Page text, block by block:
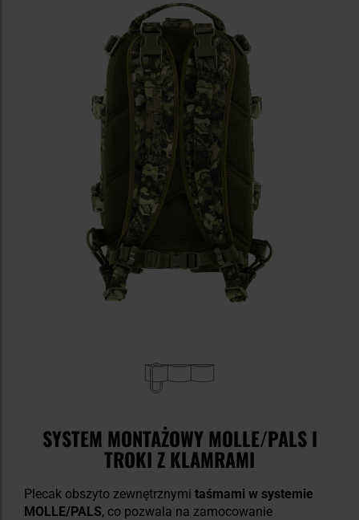
SYSTEM MONTAŻOWY MOLLE/PALS I
TROKI Z KLAMRAMI
Plecak obszyto zewnętrznymi taśmami w systemie
MOLLE/PALS, co pozwala na zamocowanie